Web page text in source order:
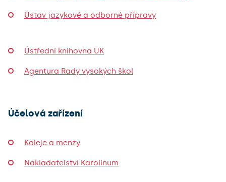
Ústav jazykové a odborné přípravy
Ústřední knihovna UK
Agentura Rady vysokých škol
Účelová zařízení
Koleje a menzy
Nakladatelství Karolinum